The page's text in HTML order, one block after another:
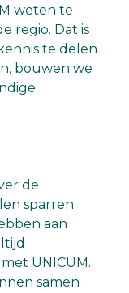
weten te
regio. Dat is
te delen
bouwen we
de
sparren
aan
UNICUM.
samen